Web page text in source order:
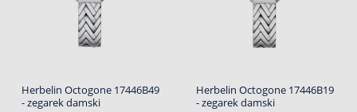
Herbelin Octogone 17446B49
- zegarek damski
Herbelin Octogone 17446B19
- zegarek damski